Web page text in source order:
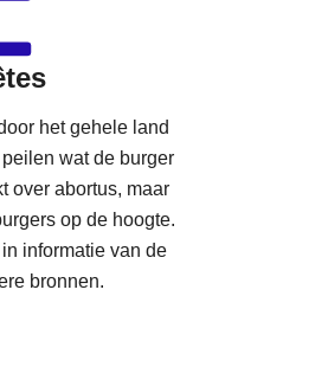
het gehele land
wat de burger
over abortus, maar
op de hoogte.
informatie van de
bronnen.